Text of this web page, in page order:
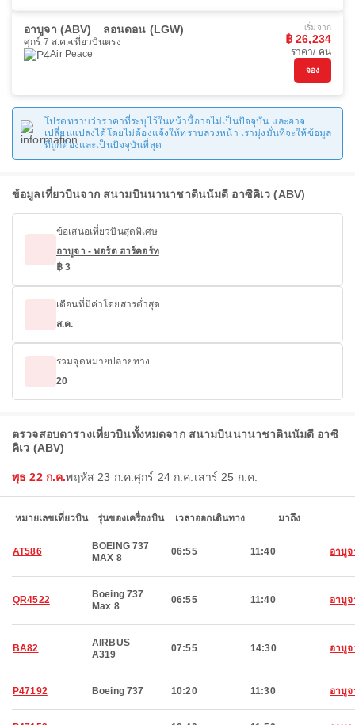
อาบูจา (ABV) ลอนดอน (LGW)
ศุกร์ 7 ส.ค. เที่ยวบินตรง
Air Peace
เริ่มจาก
฿ 26,234
ราคา/ คน
จอง
โปรดทราบว่าราคาที่ระบุไว้ในหน้านี้อาจไม่เป็นปัจจุบัน และอาจ
เปลี่ยนแปลงได้โดยไม่ต้องแจ้งให้ทราบล่วงหน้า เรามุ่งมั่นที่จะให้ข้อมูล
ที่ถูกต้องและเป็นปัจจุบันที่สุด
ข้อมูลเที่ยวบินจาก สนามบินนานาชาตินนัมดี อาซิคิเว (ABV)
ข้อเสนอเที่ยวบินสุดพิเศษ
อาบูจา - พอร์ต ฮาร์คอร์ท
฿ 3
เดือนที่มีค่าโดยสารต่ำสุด
ส.ค.
รวมจุดหมายปลายทาง
20
ตรวจสอบตารางเที่ยวบินทั้งหมดจาก สนามบินนานาชาตินนัมดี อาซิ
คิเว (ABV)
พุธ 22 ก.ค.พฤหัส 23 ก.ค.ศุกร์ 24 ก.ค. เสาร์ 25 ก.ค.
หมายเลขเที่ยวบิน รุ่นของเครื่องบิน เวลาออกเดินทาง มาถึง
AT586
BOEING 737
MAX 8
06:55 11:40 อาบูจ
QR4522
Boeing 737
Max 8
06:55 11:40 อาบูจ
BA82
AIRBUS
A319
07:55 14:30 อาบูจ
P47192 Boeing 737 10:20 11:30 อาบูจ